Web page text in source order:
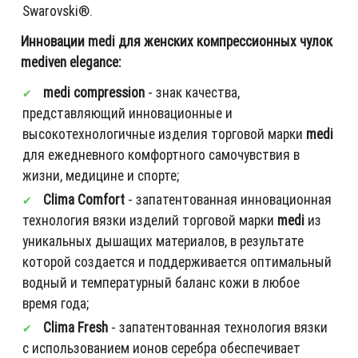
Swarovski®.
Инновации medi для женских компрессионных чулок
mediven elegance:
medi compression - знак качества,
представляющий инновационные и
высокотехнологичные изделия торговой марки medi
для ежедневного комфортного самочувствия в
жизни, медицине и спорте;
Clima Comfort - запатентованная инновационная
технология вязки изделий торговой марки medi из
уникальных дышащих материалов, в результате
которой создается и поддерживается оптимальный
водный и температурный баланс кожи в любое
время года;
Clima Fresh - запатентованная технология вязки
с использованием ионов серебра обеспечивает